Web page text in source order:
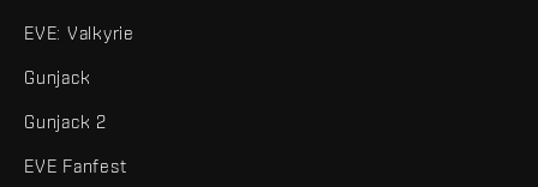
EVE: Valkyrie
Gunjack
Gunjack 2
EVE Fanfest